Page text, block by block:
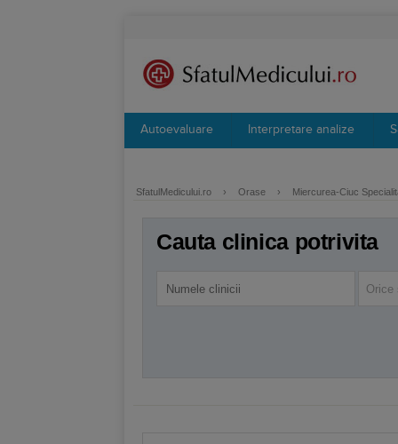
Autoevaluare Interpretare analize
SfatulMedicului.ro › Orase › Miercurea-Ciuc
Cauta clinica potrivita
Orice